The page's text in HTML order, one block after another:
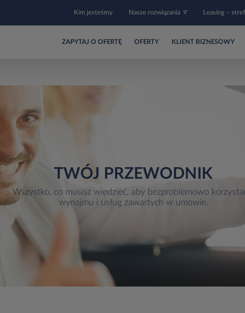
Kim jesteśmy Nasze rozwiązania Leasing –
ZAPYTAJ O OFERTĘ OFERTY KLIENT BIZNESOWY
TWÓJ PRZEWODNIK
Wszystko, co musisz wiedzieć, aby bezproblemowo
wynajmu i usług zawartych w umowie.